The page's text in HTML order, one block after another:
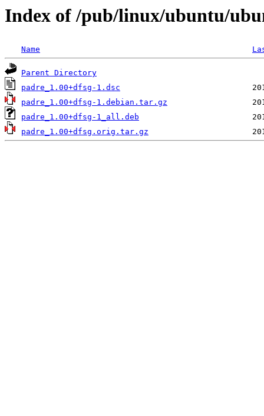
Index of /pub/linux/ubuntu/
Name
Parent Directory
padre_1.00+dfsg-1.dsc
padre_1.00+dfsg-1.debian.tar.gz
padre_1.00+dfsg-1_all.deb
padre_1.00+dfsg.orig.tar.gz